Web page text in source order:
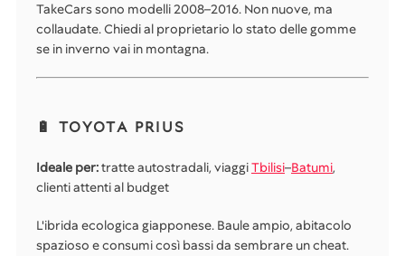
TakeCars sono modelli 2008–2016. Non nuove, ma
collaudate. Chiedi al proprietario lo stato delle gomme
se in inverno vai in montagna.
🔋 TOYOTA PRIUS
Ideale per:tratte autostradali, viaggiTbilisi–Batumi,
clienti attenti al budget
L'ibrida ecologica giapponese. Baule ampio, abitacolo
spazioso e consumi così bassi da sembrare un cheat.